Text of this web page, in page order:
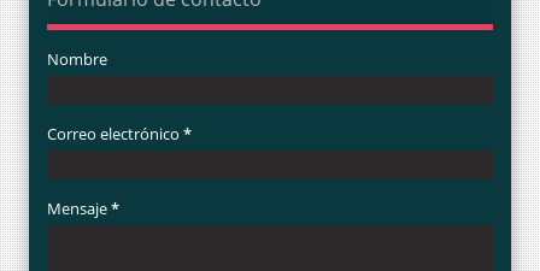
Nombre
Correo electrónico *
Mensaje*